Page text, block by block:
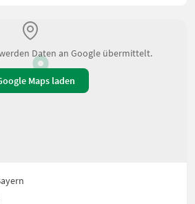
Daten an Google übermittelt.
Maps laden